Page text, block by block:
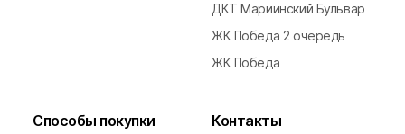
ДКТ Мариинский Бульвар
ЖК Победа 2 очередь
ЖК Победа
Способы покупки Контакты